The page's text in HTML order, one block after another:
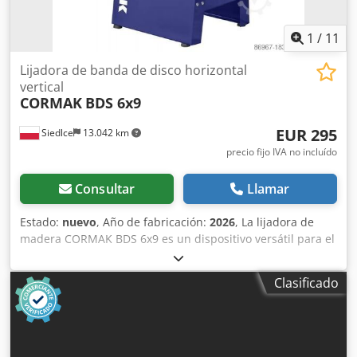
del cable: 1,8 m Dimensiones de la mesa: 332 x 170 mm
Diámetro de boca de aspiración: 50 mm Dimensiones de la
banda: 1219 x 150 mm Velocidad de banda: 8 m/s
sonora: 93,3 dB(A) Nivel de presión sonora: 80,3 dB(A) Peso
bruto: 41 kg Dimensiones del paquete: 495 x 760 x 470 mm
1 / 11
Siedlce 13.042 km
Lijadora de banda de disco horizontal
vertical
CORMAK BDS 6x9
EUR 295
precio fijo IVA no incluído
Consultar Llamar
Estado: nuevo, Año de fabricación: 2026, La lijadora de
madera CORMAK BDS 6x9 es un dispositivo versátil para el
taller que combina las funciones de una lijadora de banda
y una lijadora de disco. Está diseñada para el mecanizado
preciso de piezas de madera y materiales derivados de la
madera, y resulta ideal tanto para talleres artesanales
como para talleres de modelismo y centros de servicio
Clasificado